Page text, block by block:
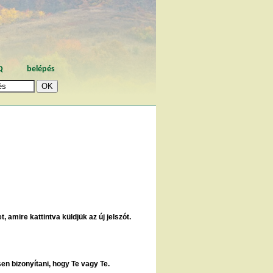
belépés
amire kattintva küldjük az új jelszót.
bizonyítani, hogy Te vagy Te.